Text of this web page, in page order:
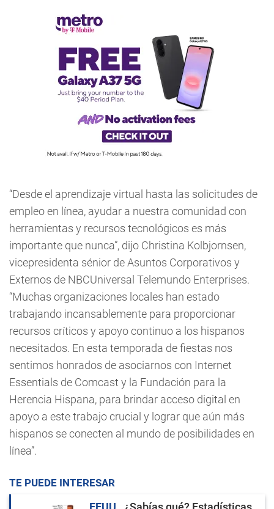
“Desde el aprendizaje virtual hasta las solicitudes de
empleo en línea, ayudar a nuestra comunidad con
herramientas y recursos tecnológicos es más
importante que nunca”, dijo Christina Kolbjornsen,
vicepresidenta sénior de Asuntos Corporativos y
Externos de NBCUniversal Telemundo Enterprises.
“Muchas organizaciones locales han estado
trabajando incansablemente para proporcionar
recursos críticos y apoyo continuo a los hispanos
necesitados. En esta temporada de fiestas nos
sentimos honrados de asociarnos con Internet
Essentials de Comcast y la Fundación para la
Herencia Hispana, para brindar acceso digital en
apoyo a este trabajo crucial y lograr que aún más
hispanos se conecten al mundo de posibilidades en
línea”.
TE PUEDE INTERESAR